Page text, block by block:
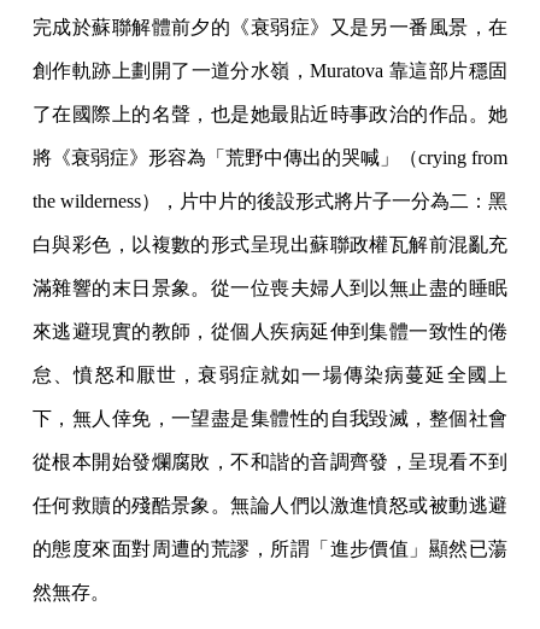
完成於蘇聯解體前夕的《衰弱症》又是另一番風景，在
創作軌跡上劃開了一道分水嶺，Muratova 靠這部片穩固
了在國際上的名聲，也是她最貼近時事政治的作品。她
將《衰弱症》形容為「荒野中傳出的哭喊」（crying from
the wilderness），片中片的後設形式將片子一分為二：黑
白與彩色，以複數的形式呈現出蘇聯政權瓦解前混亂充
滿雜響的末日景象。從一位喪夫婦人到以無止盡的睡眠
來逃避現實的教師，從個人疾病延伸到集體一致性的倦
怠、憤怒和厭世，衰弱症就如一場傳染病蔓延全國上
下，無人倖免，一望盡是集體性的自我毀滅，整個社會
從根本開始發爛腐敗，不和諧的音調齊發，呈現看不到
任何救贖的殘酷景象。無論人們以激進憤怒或被動逃避
的態度來面對周遭的荒謬，所謂「進步價值」顯然已蕩
然無存。